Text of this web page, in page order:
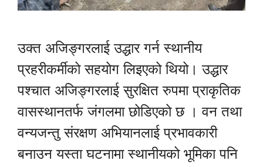
उक्त अजिङ्गरलाई उद्धार गर्न स्थानीय
प्रहरीकर्मीको सहयोग लिइएको थियो। उद्धार
पश्चात अजिङ्गरलाई सुरक्षित रुपमा प्राकृतिक
वासस्थानतर्फ जंगलमा छोडिएको छ । वन तथा
वन्यजन्तु संरक्षण अभियानलाई प्रभावकारी
बनाउन यस्ता घटनामा स्थानीयको भूमिका पनि